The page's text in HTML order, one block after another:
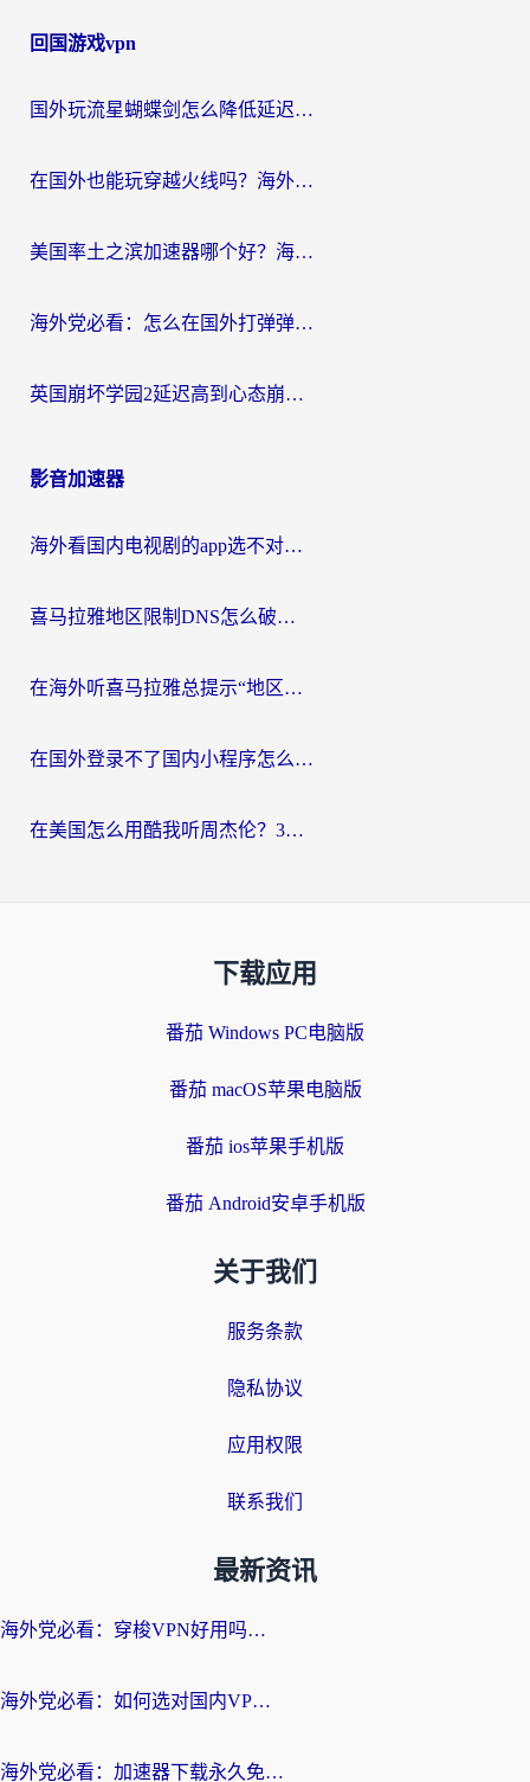
回国游戏vpn
国外玩流星蝴蝶剑怎么降低延迟？海外党必看的加速秘籍（含欧洲鸣潮&彩虹岛优化攻略）
在国外也能玩穿越火线吗？海外玩家国服游戏畅玩终极指南
美国率土之滨加速器哪个好？海外党国服游戏畅玩终极指南（附多游戏解决方案）
海外党必看：怎么在国外打弹弹堂不卡？番茄加速器亲测指南
英国崩坏学园2延迟高到心态崩？海外党国服游戏加速终极指南
影音加速器
海外看国内电视剧的app选不对？这份回国加速器避坑指南帮你流畅追剧
喜马拉雅地区限制DNS怎么破？海外党听国内音乐听书的终极解决方案
在海外听喜马拉雅总提示“地区限制”？3步轻松解除+听国内音乐全攻略
在国外登录不了国内小程序怎么办？选对回国加速器，轻松解锁国内资源
在美国怎么用酷我听周杰伦？3步搞定海外听歌难题
下载应用
番茄 Windows PC电脑版
番茄 macOS苹果电脑版
番茄 ios苹果手机版
番茄 Android安卓手机版
关于我们
服务条款
隐私协议
应用权限
联系我们
最新资讯
海外党必看：穿梭VPN好用吗？和云帆VPN对比哪个回国效果更好？附真实测评+避坑指南
海外党必看：如何选对国内VPN，实现无缝访问国内资源？
海外党必看：加速器下载永久免费版真的存在吗？教你无缝访问国内资源的正确姿势